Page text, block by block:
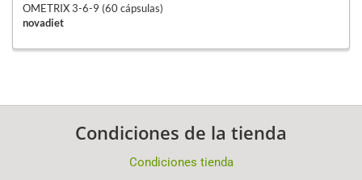
OMETRIX 3-6-9 (60 cápsulas)
novadiet
Condiciones de la tienda
Condiciones tienda